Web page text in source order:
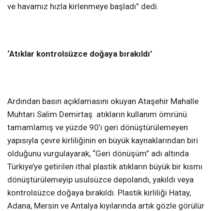
ve havamız hızla kirlenmeye başladı” dedi.
‘Atıklar kontrolsüzce doğaya bırakıldı’
​Ardından basın açıklamasını okuyan Ataşehir Mahalle
Muhtarı Salim Demirtaş atıkların kullanım ömrünü
tamamlamış ve yüzde 90’ı geri dönüştürülemeyen
yapısıyla çevre kirliliğinin en büyük kaynaklarından biri
olduğunu vurgulayarak, “Geri dönüşüm” adı altında
Türkiye’ye getirilen ithal plastik atıkların büyük bir kısmı
dönüştürülemeyip usulsüzce depolandı, yakıldı veya
kontrolsüzce doğaya bırakıldı. Plastik kirliliği Hatay,
Adana, Mersin ve Antalya kıyılarında artık gözle görülür